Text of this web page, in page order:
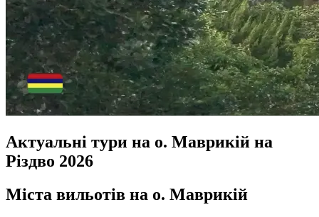
Актуальні тури на о. Маврикій на
Різдво 2026
Міста вильотів на о. Маврикій